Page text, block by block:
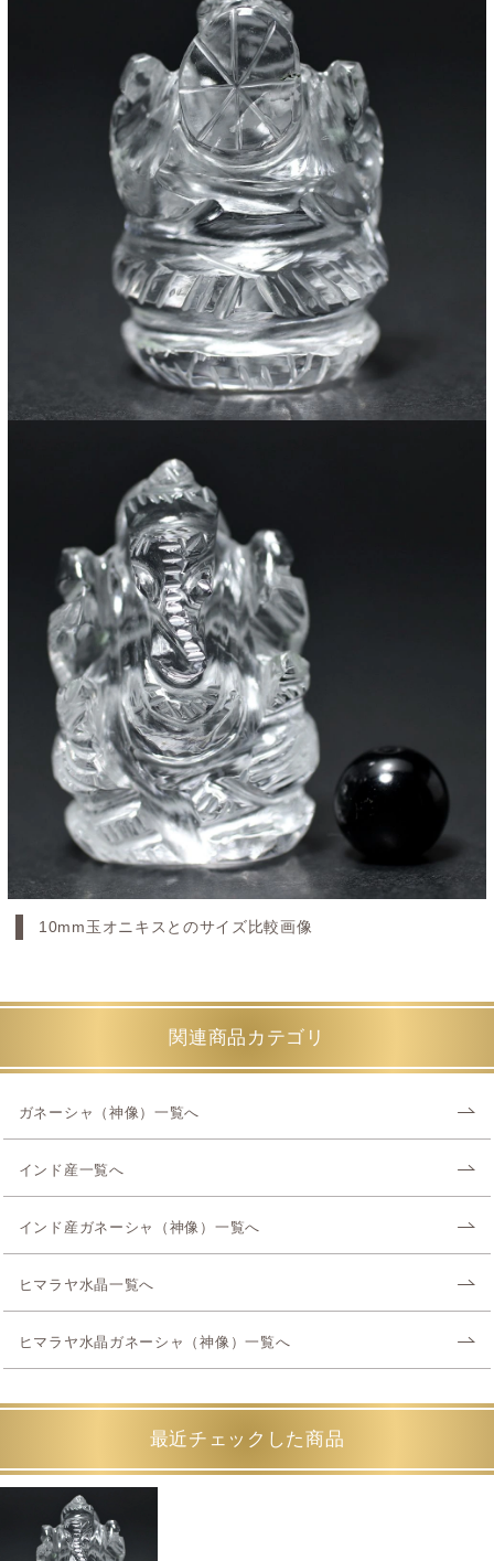
10mm玉オニキスとのサイズ比較画像
関連商品カテゴリ
ガネーシャ（神像）一覧へ
インド産一覧へ
インド産ガネーシャ（神像）一覧へ
ヒマラヤ水晶一覧へ
ヒマラヤ水晶ガネーシャ（神像）一覧へ
最近チェックした商品